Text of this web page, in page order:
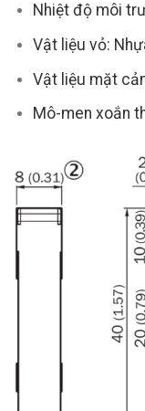
Nhiệt độ môi
Vật liệu vỏ:
Vật liệu mặt
Mô-men xoắn